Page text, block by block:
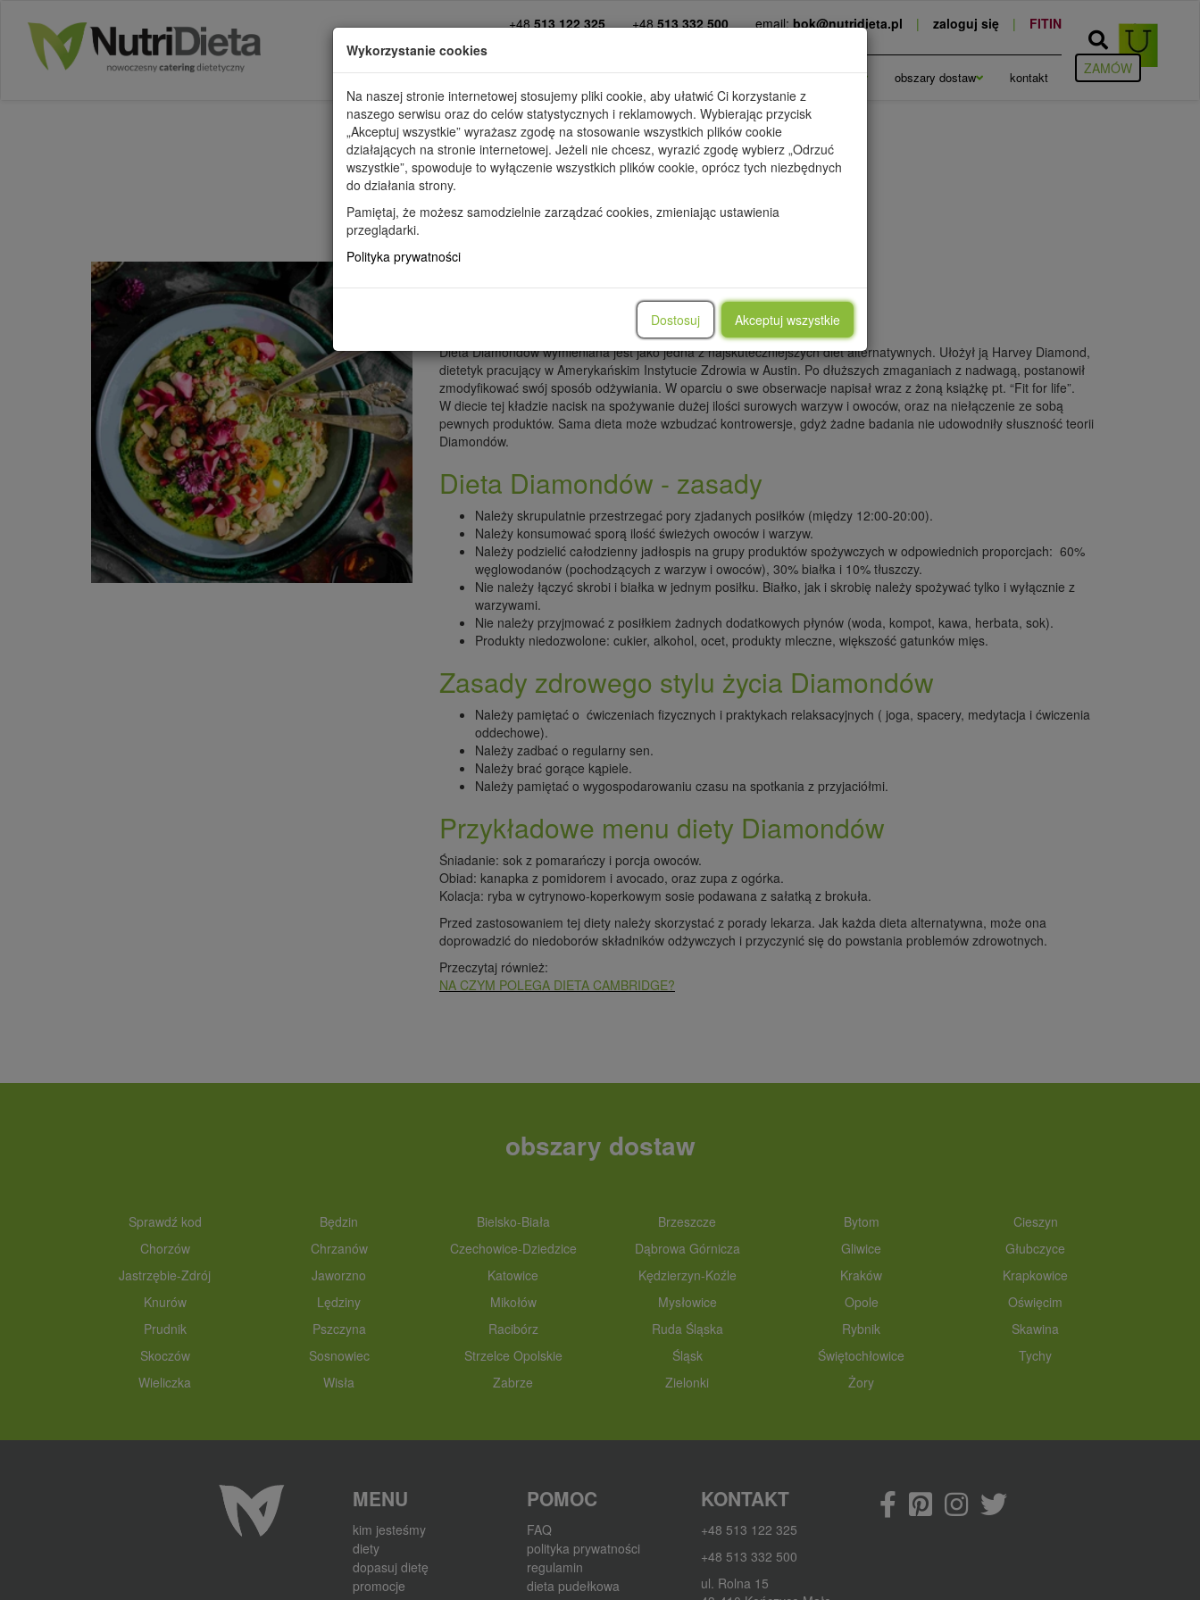
+48513 122 325 +48513 332 500 email:bok@nutridieta.pl | zaloguj się | FITIN
kim jesteśmy diety dopasuj dietę promocje blog obszary dostaw kontakt
ZAMÓW
Dieta Diamondów
Dieta Diamondów wymieniana jest jako jedna z najskuteczniejszych diet alternatywnych. Ułożył ją Harvey Diamond,
dietetyk pracujący w Amerykańskim Instytucie Zdrowia w Austin. Po dłuższych zmaganiach z nadwagą, postanowił
zmodyfikować swój sposób odżywiania. W oparciu o swe obserwacje napisał wraz z żoną książkę pt. “Fit for life”.
W diecie tej kładzie nacisk na spożywanie dużej ilości surowych warzyw i owoców, oraz na niełączenie ze sobą
pewnych produktów. Sama dieta może wzbudzać kontrowersje, gdyż żadne badania nie udowodniły słuszność teorii
Diamondów.
Dieta Diamondów - zasady
Należy skrupulatnie przestrzegać pory zjadanych posiłków (między 12:00-20:00).
Należy konsumować sporą ilość świeżych owoców i warzyw.
Należy podzielić całodzienny jadłospis na grupy produktów spożywczych w odpowiednich proporcjach: 60%
węglowodanów (pochodzących z warzyw i owoców), 30% białka i 10% tłuszczy.
Nie należy łączyć skrobi i białka w jednym posiłku. Białko, jak i skrobię należy spożywać tylko i wyłącznie z
warzywami.
Nie należy przyjmować z posiłkiem żadnych dodatkowych płynów (woda, kompot, kawa, herbata, sok).
Produkty niedozwolone: cukier, alkohol, ocet, produkty mleczne, większość gatunków mięs.
Zasady zdrowego stylu życia Diamondów
Należy pamiętać o ćwiczeniach fizycznych i praktykach relaksacyjnych ( joga, spacery, medytacja i ćwiczenia
oddechowe).
Należy zadbać o regularny sen.
Należy brać gorące kąpiele.
Należy pamiętać o wygospodarowaniu czasu na spotkania z przyjaciółmi.
Przykładowe menu diety Diamondów
Śniadanie: sok z pomarańczy i porcja owoców.
Obiad: kanapka z pomidorem i avocado, oraz zupa z ogórka.
Kolacja: ryba w cytrynowo-koperkowym sosie podawana z sałatką z brokuła.
Przed zastosowaniem tej diety należy skorzystać z porady lekarza. Jak każda dieta alternatywna, może ona
doprowadzić do niedoborów składników odżywczych i przyczynić się do powstania problemów zdrowotnych.
Przeczytaj również:
NA CZYM POLEGA DIETA CAMBRIDGE?
obszary dostaw
Sprawdź kod Będzin Bielsko-Biała Brzeszcze Bytom
Cieszyn
Chorzów
Chrzanów Czechowice-Dziedzice Dąbrowa Górnicza Gliwice
Głubczyce
Jastrzębie-Zdrój
Jaworzno Katowice Kędzierzyn-Koźle Kraków
Krapkowice
Knurów
Lędziny Mikołów Mysłowice Opole
Oświęcim
Prudnik
Pszczyna Racibórz Ruda Śląska Rybnik
Skawina
Skoczów
Sosnowiec Strzelce Opolskie Śląsk Świętochłowice
Tychy
Wieliczka
Wisła Zabrze Zielonki Żory
MENU
kim jesteśmy
diety
dopasuj dietę
promocje
POMOC
FAQ
polityka prywatności
regulamin
dieta pudełkowa
KONTAKT
+48 513 122 325
+48 513 332 500
ul. Rolna 15
Wykorzystanie cookies
Na naszej stronie internetowej stosujemy pliki cookie, aby ułatwić Ci korzystanie z
naszego serwisu oraz do celów statystycznych i reklamowych. Wybierając przycisk
„Akceptuj wszystkie” wyrażasz zgodę na stosowanie wszystkich plików cookie
działających na stronie internetowej. Jeżeli nie chcesz, wyrazić zgodę wybierz „Odrzuć
wszystkie”, spowoduje to wyłączenie wszystkich plików cookie, oprócz tych niezbędnych
do działania strony.
Pamiętaj, że możesz samodzielnie zarządzać cookies, zmieniając ustawienia
przeglądarki.
Polityka prywatności
Dostosuj Akceptuj wszystkie